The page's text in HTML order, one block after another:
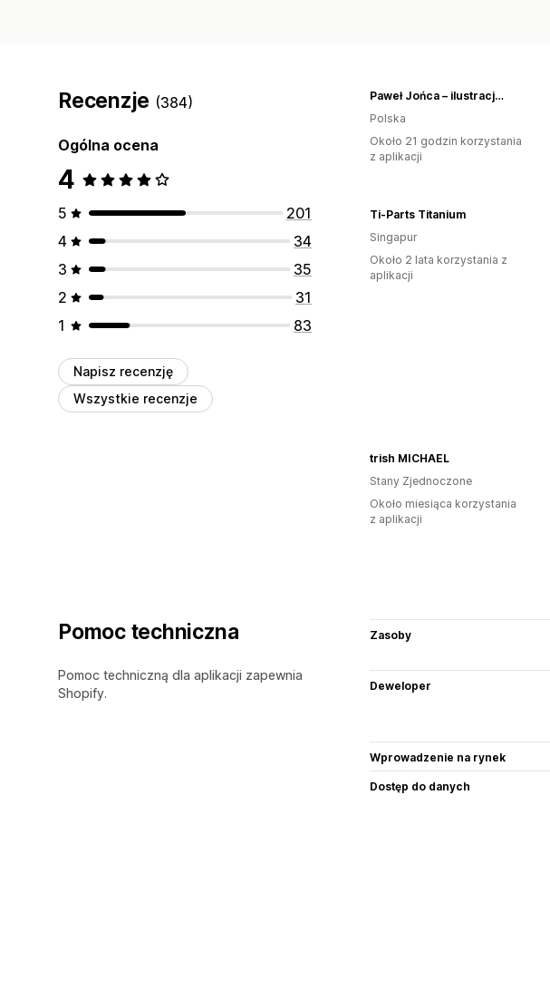
Recenzje (384)
Ogólna ocena
4
5
201
4
34
3
35
2
31
1
83
Napisz recenzję
Wszystkie recenzje
Paweł Jońca – ilustracje i plakaty
Polska
Około 21 godzin korzystania
z aplikacji
Ti-Parts Titanium
Singapur
Około 2 lata korzystania z
aplikacji
trish MICHAEL
Stany Zjednoczone
Około miesiąca korzystania
z aplikacji
Pomoc techniczna
Pomoc techniczną dla aplikacji zapewnia
Shopify.
Zasoby
Deweloper
Wprowadzenie na rynek
Dostęp do danych